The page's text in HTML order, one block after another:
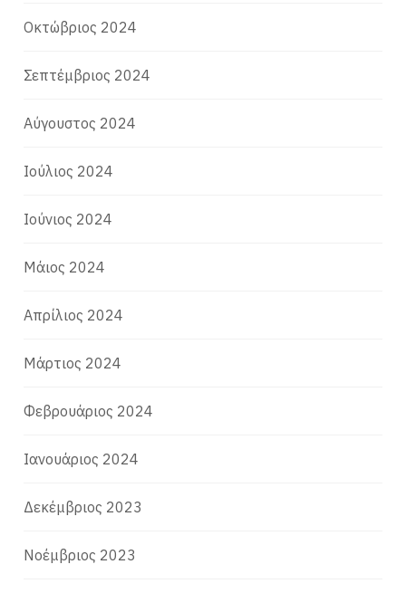
Οκτώβριος 2024
Σεπτέμβριος 2024
Αύγουστος 2024
Ιούλιος 2024
Ιούνιος 2024
Μάιος 2024
Απρίλιος 2024
Μάρτιος 2024
Φεβρουάριος 2024
Ιανουάριος 2024
Δεκέμβριος 2023
Νοέμβριος 2023